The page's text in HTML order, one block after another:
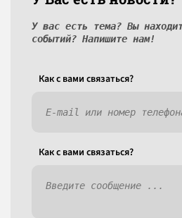
У вас есть тема? Вы
событий? Напишите нам!
Как c вами связаться?
Как c вами связаться?